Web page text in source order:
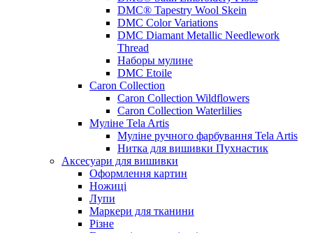
DMC® Tapestry Wool Skein
DMC Color Variations
DMC Diamant Metallic Needlework
Thread
Наборы мулине
DMC Etoile
Caron Collection
Caron Collection Wildflowers
Caron Collection Waterlilies
Муліне Tela Artis
Муліне ручного фарбування Tela Artis
Нитка для вишивки Пухнастик
Аксесуари для вишивки
Оформлення картин
Ножиці
Лупи
Маркери для тканини
Різне